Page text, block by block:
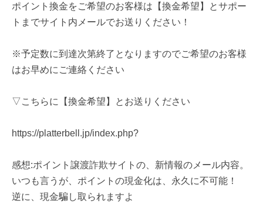
ポイント換金をご希望のお客様は【換金希望】とサポー
トまでサイト内メールでお送りください！
※予定数に到達次第終了となりますのでご希望のお客様
はお早めにご連絡ください
▽こちらに【換金希望】とお送りください
https://platterbell.jp/index.php?
感想:ポイント譲渡詐欺サイトの、新情報のメール内容。
いつも言うが、ポイントの現金化は、永久に不可能！
逆に、現金騙し取られますよ